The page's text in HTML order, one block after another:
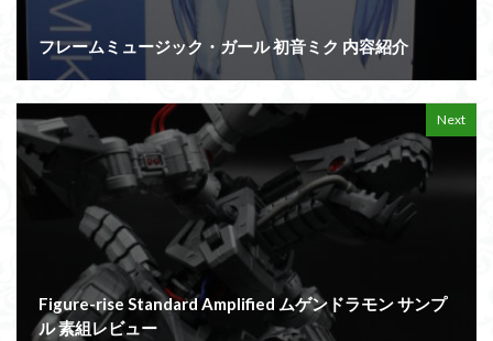
フレームミュージック・ガール 初音ミク 内容紹介
Next
Figure-rise Standard Amplified ムゲンドラモン サンプ
ル 素組レビュー